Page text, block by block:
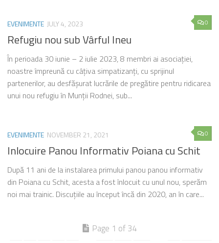
0
EVENIMENTE JULY 4, 2023
Refugiu nou sub Vârful Ineu
În perioada 30 iunie – 2 iulie 2023, 8 membri ai asociației,
noastre împreună cu câțiva simpatizanți, cu sprijinul
partenerilor, au desfășurat lucrările de pregătire pentru ridicarea
unui nou refugiu în Munții Rodnei, sub...
0
EVENIMENTE NOVEMBER 21, 2021
Inlocuire Panou Informativ Poiana cu Schit
După 11 ani de la instalarea primului panou panou informativ
din Poiana cu Schit, acesta a fost înlocuit cu unul nou, sperăm
noi mai trainic. Discuțiile au început încă din 2020, an în care...
Page 1 of 34